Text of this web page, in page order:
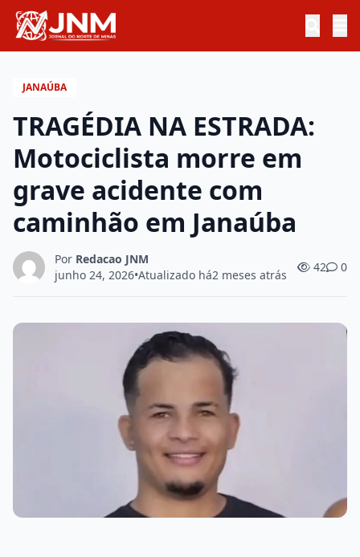
JANAÚBA
TRAGÉDIA NA ESTRADA:
Motociclista morre em
grave acidente com
caminhão em Janaúba
Por Redacao JNM
junho 24, 2026•Atualizado há2 meses atrás
42 0